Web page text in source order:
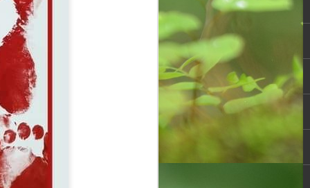
OCT
30
Overwhelming
response to
SPHEEHA
INTERNATIONAL